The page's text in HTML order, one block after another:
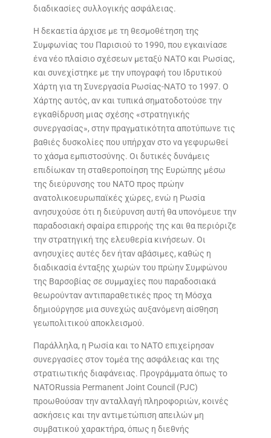
διαδικασίες συλλογικής ασφάλειας.
Η δεκαετία άρχισε με τη θεσμοθέτηση της
Συμφωνίας του Παρισιού το 1990, που εγκαινίασε
ένα νέο πλαίσιο σχέσεων μεταξύ ΝΑΤΟ και Ρωσίας,
και συνεχίστηκε με την υπογραφή του Ιδρυτικού
Χάρτη για τη Συνεργασία Ρωσίας-ΝΑΤΟ το 1997. Ο
Χάρτης αυτός, αν και τυπικά σηματοδοτούσε την
εγκαθίδρυση μιας σχέσης «στρατηγικής
συνεργασίας», στην πραγματικότητα αποτύπωνε τις
βαθιές δυσκολίες που υπήρχαν στο να γεφυρωθεί
το χάσμα εμπιστοσύνης. Οι δυτικές δυνάμεις
επιδίωκαν τη σταθεροποίηση της Ευρώπης μέσω
της διεύρυνσης του ΝΑΤΟ προς πρώην
ανατολικοευρωπαϊκές χώρες, ενώ η Ρωσία
ανησυχούσε ότι η διεύρυνση αυτή θα υπονόμευε την
παραδοσιακή σφαίρα επιρροής της και θα περιόριζε
την στρατηγική της ελευθερία κινήσεων. Οι
ανησυχίες αυτές δεν ήταν αβάσιμες, καθώς η
διαδικασία ένταξης χωρών του πρώην Συμφώνου
της Βαρσοβίας σε συμμαχίες που παραδοσιακά
θεωρούνταν αντιπαραθετικές προς τη Μόσχα
δημιούργησε μια συνεχώς αυξανόμενη αίσθηση
γεωπολιτικού αποκλεισμού.
Παράλληλα, η Ρωσία και το ΝΑΤΟ επιχείρησαν
συνεργασίες στον τομέα της ασφάλειας και της
στρατιωτικής διαφάνειας. Προγράμματα όπως το
NATORussia Permanent Joint Council (PJC)
προωθούσαν την ανταλλαγή πληροφοριών, κοινές
ασκήσεις και την αντιμετώπιση απειλών μη
συμβατικού χαρακτήρα, όπως η διεθνής